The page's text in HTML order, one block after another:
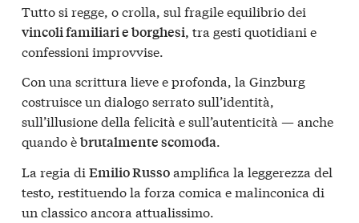
Tutto si regge, o crolla, sul fragile equilibrio dei
vincoli familiari e borghesi, tra gesti quotidiani e
confessioni improvvise.
Con una scrittura lieve e profonda, la Ginzburg
costruisce un dialogo serrato sull’identità,
sull’illusione della felicità e sull’autenticità — anche
quando èbrutalmente scomoda.
La regia di Emilio Russoamplifica la leggerezza del
testo, restituendo la forza comica e malinconica di
un classico ancora attualissimo.